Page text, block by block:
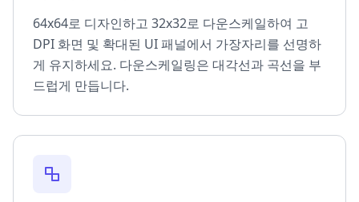
64x64로 디자인하고 32x32로 다운스케일하여 고
DPI 화면 및 확대된 UI 패널에서 가장자리를 선명하
게 유지하세요. 다운스케일링은 대각선과 곡선을 부
드럽게 만듭니다.